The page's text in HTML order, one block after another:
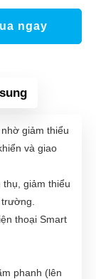
ngay
giảm thiểu
và giao
giảm thiểu
thoại Smart
phanh (lên